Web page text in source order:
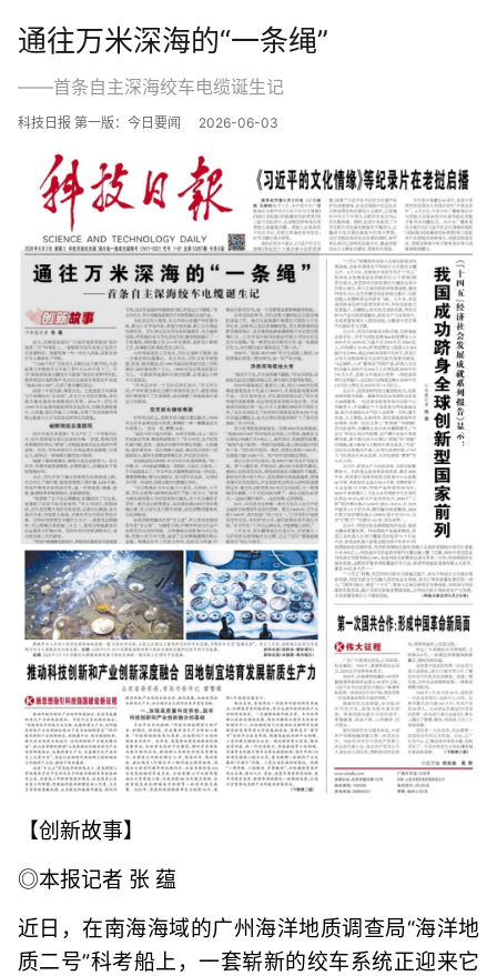
通往万米深海的“一条绳”
——首条自主深海绞车电缆诞生记
科技日报 第一版：今日要闻 2026-06-03
【创新故事】
◎本报记者 张 蕴
近日，在南海海域的广州海洋地质调查局“海洋地
质二号”科考船上，一套崭新的绞车系统正迎来它